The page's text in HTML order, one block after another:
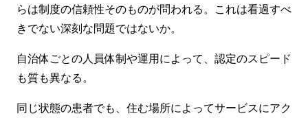
らは制度の信頼性そのものが問われる。これは看過すべ
きでない深刻な問題ではないか。
自治体ごとの人員体制や運用によって、認定のスピード
も質も異なる。
同じ状態の患者でも、住む場所によってサービスにアク